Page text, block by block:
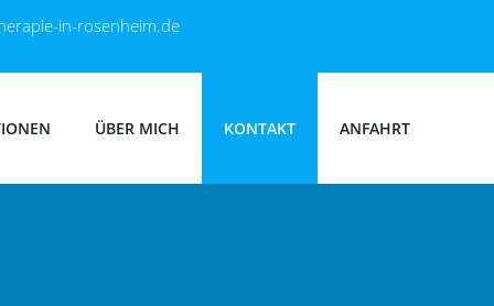
in-rosenheim.de
ÜBER MICH KONTAKT ANFAHRT